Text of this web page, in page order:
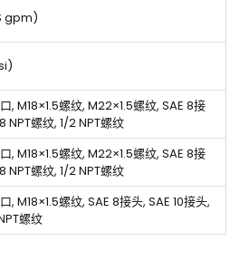
gpm)
, M18×1.5螺纹, M22×1.5螺纹, SAE 8接
NPT螺纹, 1/2 NPT螺纹
, M18×1.5螺纹, M22×1.5螺纹, SAE 8接
NPT螺纹, 1/2 NPT螺纹
, M18×1.5螺纹, SAE 8接头, SAE 10接头,
螺纹